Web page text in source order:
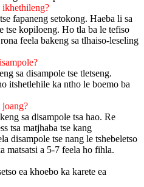
ikhethileng?
fapaneng setokong. Haeba li sa
tse kopiloeng. Ho tla ba le tefiso
feela bakeng sa tlhaiso-leseling
sa disampole tse tletseng.
itshetlehile ka ntho le boemo ba
joang?
sa disampole tsa hao. Re
tsa matjhaba tse kang
disampole tse nang le tshebeletso
matsatsi a 5-7 feela ho fihla.
ea khoebo ka karete ea